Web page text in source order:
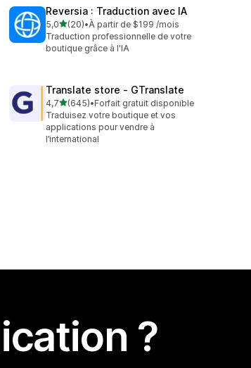
Reversia : Traduction avec IA
5,0étoile(s) sur 5
(20)
20 avis au total
•À partir de $199 /mois
Traduction professionnelle de votre
boutique grâce à l'IA
Translate store ‑ GTranslate
4,7étoile(s) sur 5
(645)
645 avis au total
•Forfait gratuit disponible
Traduisez votre boutique et vos
applications pour vendre à
l’international
?